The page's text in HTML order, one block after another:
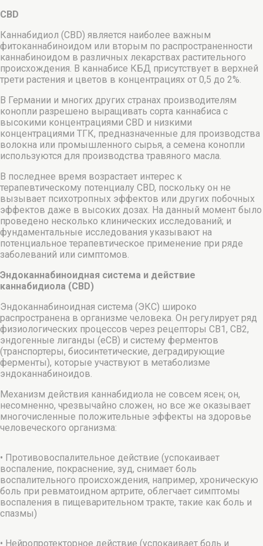
CBD
Каннабидиол (CBD) является наиболее важным
фитоканнабиноидом или вторым по распространенности
каннабиноидом в различных лекарствах растительного
происхождения. В каннабисе КБД присутствует в верхней
трети растения и цветов в концентрациях от 0,5 до 2%.
В Германии и многих других странах производителям
конопли разрешено выращивать сорта каннабиса с
высокими концентрациями CBD и низкими
концентрациями ТГК, предназначенные для производства
волокна или промышленного сырья, а семена конопли
используются для производства травяного масла.
В последнее время возрастает интерес к
терапевтическому потенциалу CBD, поскольку он не
вызывает психотропных эффектов или других побочных
эффектов даже в высоких дозах. На данный момент было
проведено несколько клинических исследований; и
фундаментальные исследования указывают на
потенциальное терапевтическое применение при ряде
заболеваний или симптомов.
Эндоканнабиноидная система и действие
каннабидиола (CBD)
Эндоканнабиноидная система (ЭКС) широко
распространена в организме человека. Он регулирует ряд
физиологических процессов через рецепторы CB1, CB2,
эндогенные лиганды (eCB) и систему ферментов
(транспортеры, биосинтетические, деградирующие
ферменты), которые участвуют в метаболизме
эндоканнабиноидов.
Механизм действия каннабидиола не совсем ясен; он,
несомненно, чрезвычайно сложен, но все же оказывает
многочисленные положительные эффекты на здоровье
человеческого организма:
• Противовоспалительное действие (успокаивает
воспаление, покраснение, зуд, снимает боль
воспалительного происхождения, например, хроническую
боль при ревматоидном артрите, облегчает симптомы
воспаления в пищеварительном тракте, такие как боль и
спазмы)
• Нейропротекторное действие (успокаивает боль и